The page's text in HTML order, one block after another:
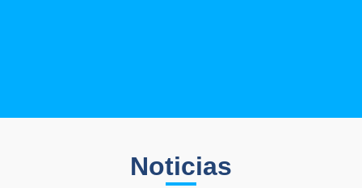
Noticias